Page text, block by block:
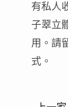
有私人
子翠立
用。請
式。